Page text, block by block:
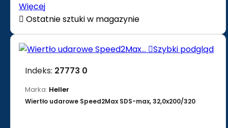
Więcej
 Ostatnie sztuki w magazynie
Szybki podgląd
Indeks: 27773 0
Marka: Heller
Wiertło udarowe Speed2Max SDS-max, 32,0x200/320